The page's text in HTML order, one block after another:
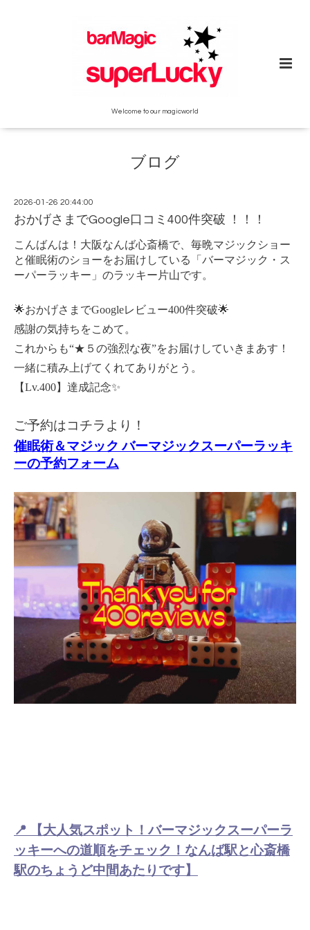
Welcome to our magicworld
ブログ
2026-01-26 20:44:00
おかげさまでGoogle口コミ400件突破 ！！！
こんばんは！大阪なんば心斎橋で、毎晩マジックショー
と催眠術のショーをお届けしている「バーマジック・ス
ーパーラッキー」のラッキー片山です。
🌟おかげさまでGoogleレビュー400件突破🌟
感謝の気持ちをこめて。
これからも“★５の強烈な夜”をお届けしていきまあす！
一緒に積み上げてくれてありがとう。
【Lv.400】達成記念✨
ご予約はコチラより！
催眠術＆マジック バーマジックスーパーラッキ
ーの予約フォーム
📍
【大人気スポット！バーマジックスーパーラ
ッキーへの道順をチェック！なんば駅と心斎橋
駅のちょうど中間あたりです】